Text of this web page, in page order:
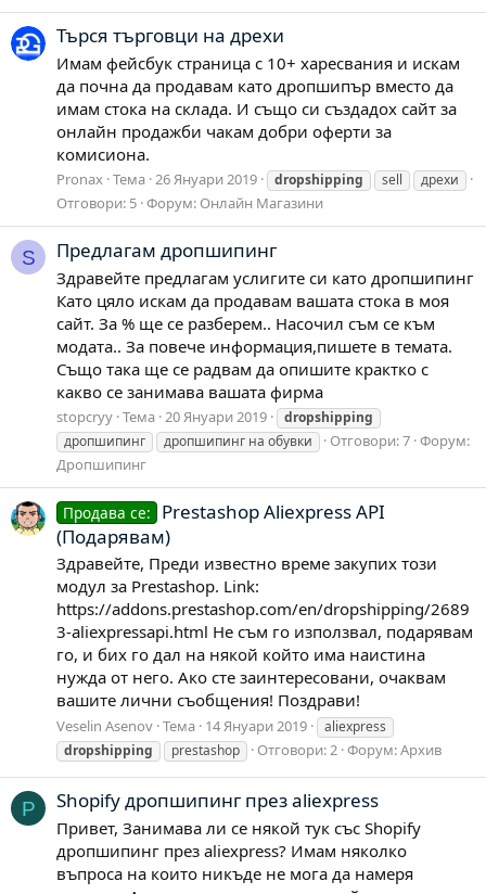
Търся търговци на дрехи
Имам фейсбук страница с 10+ харесвания и искам
да почна да продавам като дропшипър вместо да
имам стока на склада. И също си създадох сайт за
онлайн продажби чакам добри оферти за
комисиона.
Pronax Тема 26 Януари 2019 dropshipping sell дрехи
Отговори: 5 Форум: Онлайн Магазини
S Предлагам дропшипинг
Здравейте предлагам услигите си като дропшипинг
Като цяло искам да продавам вашата стока в моя
сайт. За % ще се разберем.. Насочил съм се към
модата.. За повече информация,пишете в темата.
Също така ще се радвам да опишите крактко с
какво се занимава вашата фирма
stopcryy Тема 20 Януари 2019
dropshipping
дропшипинг
дропшипинг на обувки Отговори: 7 Форум:
Дропшипинг
Продава се:
Prestashop Aliexpress API
(Подарявам)
Здравейте, Преди известно време закупих този
модул за Prestashop. Link:
https://addons.prestashop.com/en/dropshipping/2689
3-aliexpressapi.html Не съм го използвал, подарявам
го, и бих го дал на някой който има наистина
нужда от него. Ако сте заинтересовани, очаквам
вашите лични съобщения! Поздрави!
Veselin Asenov Тема 14 Януари 2019
aliexpress
dropshipping
prestashop Отговори: 2 Форум:Архив
P Shopify дропшипинг през aliexpress
Привет, Занимава ли се някой тук със Shopify
дропшипинг през aliexpress? Имам няколко
въпроса на които никъде не мога да намеря